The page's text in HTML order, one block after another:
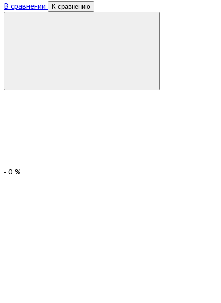
В сравнении К сравнению
- 0 %